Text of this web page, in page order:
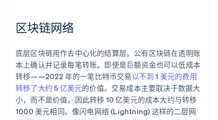
区块链网络
底层区块链用作去中心化的结算层。公有区块链在透明账
本上确认并记录每笔转账。即使是巨额资金也可以低成本
转移——2022 年的一笔比特币交易以不到 1 美元的费用
转移了大约 5 亿美元的价值。交易成本主要取决于数据大
小，而不是价值，因此转移 10 亿美元的成本大约与转移
1000 美元相同。像闪电网络 (Lightning) 这样的二层网